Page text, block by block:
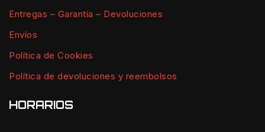
Entregas – Garantía – Devoluciones
Envíos
Política de Cookies
Política de devoluciones y reembolsos
HORARIOS